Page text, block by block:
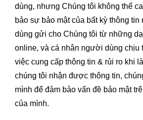
dùng, nhưng Chúng tôi không thể
bảo sự bảo mật của bất kỳ thông
dùng gửi cho Chúng tôi từ những
online, và cá nhân người dùng chịu
việc cung cấp thông tin & rủi ro khi
chúng tôi nhận được thông tin,
mình để đảm bảo vấn đề bảo mật
của mình.